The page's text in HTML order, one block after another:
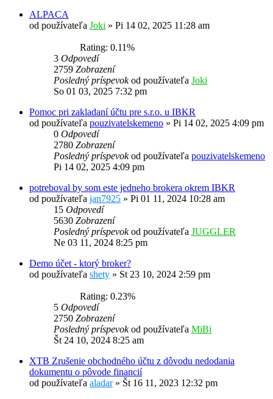
ALPACA
od používateľa Joki » Pi 14 02, 2025 11:28 am
Rating: 0.11%
3 Odpovedí
2759 Zobrazení
Posledný príspevokod používateľa Joki
So 01 03, 2025 7:32 pm
Pomoc pri zakladaní účtu pre s.r.o. u IBKR
od používateľa pouzivatelskemeno » Pi 14 02, 2025 4:09 pm
0 Odpovedí
2780 Zobrazení
Posledný príspevokod používateľa pouzivatelskemeno
Pi 14 02, 2025 4:09 pm
potreboval by som este jedneho brokera okrem IBKR
od používateľa jan7925 » Pi 01 11, 2024 10:28 am
15 Odpovedí
5630 Zobrazení
Posledný príspevokod používateľa JUGGLER
Ne 03 11, 2024 8:25 pm
Demo účet - ktorý broker?
od používateľa shety » St 23 10, 2024 2:59 pm
Rating: 0.23%
5 Odpovedí
2750 Zobrazení
Posledný príspevokod používateľa MiBi
Št 24 10, 2024 8:25 am
XTB Zrušenie obchodného účtu z dôvodu nedodania
dokumentu o pôvode financií
od používateľa aladar» Št 16 11, 2023 12:32 pm